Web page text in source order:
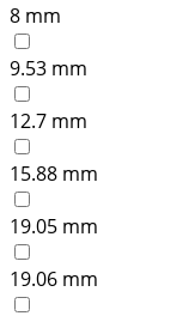
8 mm
9.53 mm
12.7 mm
15.88 mm
19.05 mm
19.06 mm